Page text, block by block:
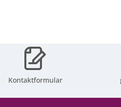
Kontaktformular